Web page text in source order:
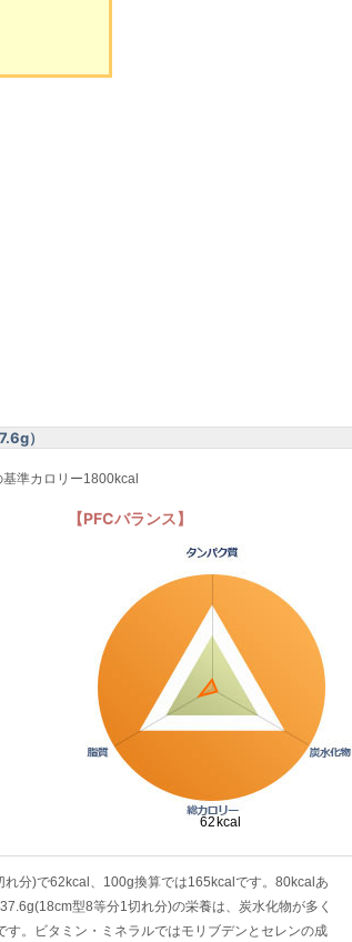
）
準カロリー1800kcal
【PFCバランス】
分)で62kcal、100g換算では165kcalです。80kcalあ
型8等分1切れ分)の栄養は、炭水化物が多く
。ビタミン・ミネラルではモリブデンとセレンの成